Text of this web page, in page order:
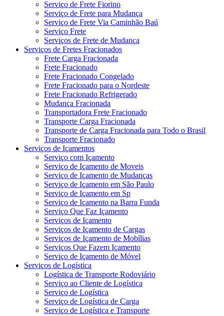
Serviço de Frete Fiorino
Serviço de Frete para Mudança
Serviço de Frete Via Caminhão Baú
Serviço Frete
Serviços de Frete de Mudança
Serviços de Fretes Fracionados
Frete Carga Fracionada
Frete Fracionado
Frete Fracionado Congelado
Frete Fracionado para o Nordeste
Frete Fracionado Refrigerado
Mudança Fracionada
Transportadora Frete Fracionado
Transporte Carga Fracionada
Transporte de Carga Fracionada para Todo o Brasil
Transporte Fracionado
Serviços de Içamentos
Serviço com Içamento
Serviço de Içamento de Moveis
Serviço de Içamento de Mudanças
Serviço de Içamento em São Paulo
Serviço de Içamento em Sp
Serviço de Içamento na Barra Funda
Serviço Que Faz Içamento
Serviços de Içamento
Serviços de Içamento de Cargas
Serviços de Içamento de Mobílias
Serviços Que Fazem Içamento
Serviço de Içamento de Móvel
Serviços de Logística
Logística de Transporte Rodoviário
Serviço ao Cliente de Logística
Serviço de Logística
Serviço de Logística de Carga
Serviço de Logística e Transporte